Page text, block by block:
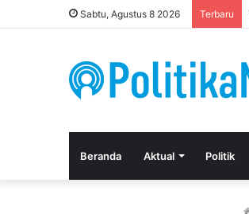
Sabtu, Agustus 8 2026 Terbaru
Beranda Aktual Politik